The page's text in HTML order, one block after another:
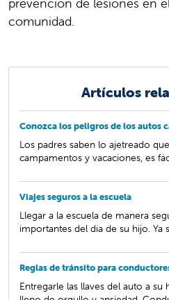
comunidad.
Artículos
Conozca los peligros de los autos
Los padres saben lo ajetreado
campamentos y vacaciones, es
Viajes seguros a la escuela
Llegar a la escuela de manera
importantes del día de su hijo. Ya
Reglas de tránsito para
Entregarle las llaves del auto a